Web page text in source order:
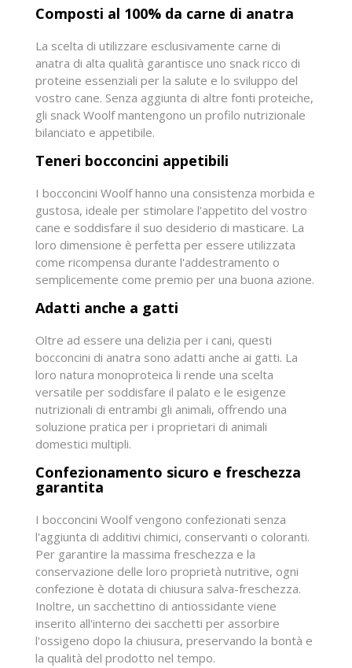
Composti al 100% da carne di anatra
La scelta di utilizzare esclusivamente carne di
anatra di alta qualità garantisce uno snack ricco di
proteine essenziali per la salute e lo sviluppo del
vostro cane. Senza aggiunta di altre fonti proteiche,
gli snack Woolf mantengono un profilo nutrizionale
bilanciato e appetibile.
Teneri bocconcini appetibili
I bocconcini Woolf hanno una consistenza morbida e
gustosa, ideale per stimolare l'appetito del vostro
cane e soddisfare il suo desiderio di masticare. La
loro dimensione è perfetta per essere utilizzata
come ricompensa durante l'addestramento o
semplicemente come premio per una buona azione.
Adatti anche a gatti
Oltre ad essere una delizia per i cani, questi
bocconcini di anatra sono adatti anche ai gatti. La
loro natura monoproteica li rende una scelta
versatile per soddisfare il palato e le esigenze
nutrizionali di entrambi gli animali, offrendo una
soluzione pratica per i proprietari di animali
domestici multipli.
Confezionamento sicuro e freschezza
garantita
I bocconcini Woolf vengono confezionati senza
l'aggiunta di additivi chimici, conservanti o coloranti.
Per garantire la massima freschezza e la
conservazione delle loro proprietà nutritive, ogni
confezione è dotata di chiusura salva-freschezza.
Inoltre, un sacchettino di antiossidante viene
inserito all'interno dei sacchetti per assorbire
l'ossigeno dopo la chiusura, preservando la bontà e
la qualità del prodotto nel tempo.